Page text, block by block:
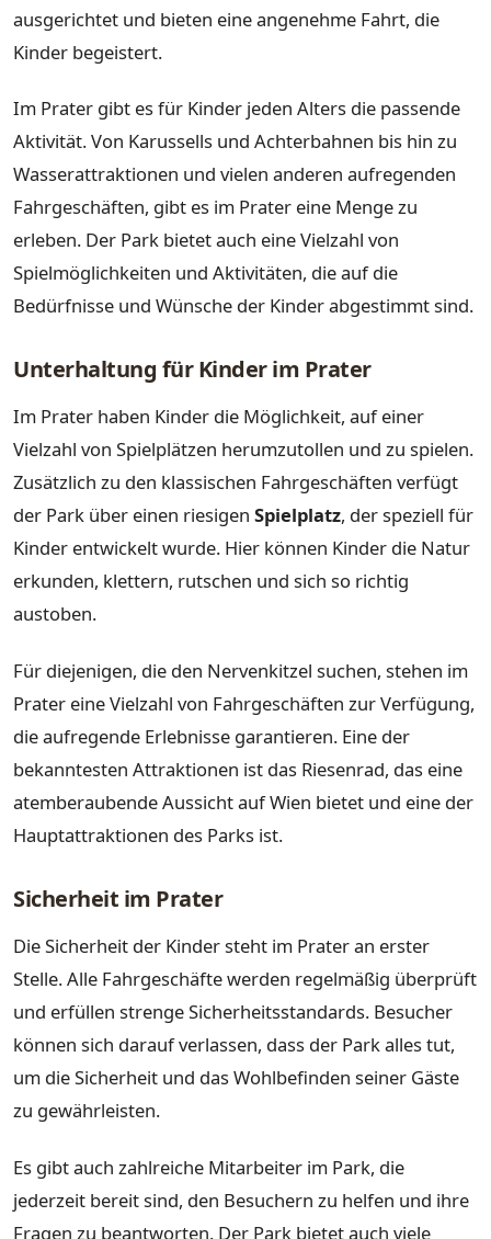
ausgerichtet und bieten eine angenehme Fahrt, die
Kinder begeistert.
Im Prater gibt es für Kinder jeden Alters die passende
Aktivität. Von Karussells und Achterbahnen bis hin zu
Wasserattraktionen und vielen anderen aufregenden
Fahrgeschäften, gibt es im Prater eine Menge zu
erleben. Der Park bietet auch eine Vielzahl von
Spielmöglichkeiten und Aktivitäten, die auf die
Bedürfnisse und Wünsche der Kinder abgestimmt sind.
Unterhaltung für Kinder im Prater
Im Prater haben Kinder die Möglichkeit, auf einer
Vielzahl von Spielplätzen herumzutollen und zu spielen.
Zusätzlich zu den klassischen Fahrgeschäften verfügt
der Park über einen riesigen Spielplatz, der speziell für
Kinder entwickelt wurde. Hier können Kinder die Natur
erkunden, klettern, rutschen und sich so richtig
austoben.
Für diejenigen, die den Nervenkitzel suchen, stehen im
Prater eine Vielzahl von Fahrgeschäften zur Verfügung,
die aufregende Erlebnisse garantieren. Eine der
bekanntesten Attraktionen ist das Riesenrad, das eine
atemberaubende Aussicht auf Wien bietet und eine der
Hauptattraktionen des Parks ist.
Sicherheit im Prater
Die Sicherheit der Kinder steht im Prater an erster
Stelle. Alle Fahrgeschäfte werden regelmäßig überprüft
und erfüllen strenge Sicherheitsstandards. Besucher
können sich darauf verlassen, dass der Park alles tut,
um die Sicherheit und das Wohlbefinden seiner Gäste
zu gewährleisten.
Es gibt auch zahlreiche Mitarbeiter im Park, die
jederzeit bereit sind, den Besuchern zu helfen und ihre
Fragen zu beantworten. Der Park bietet auch viele